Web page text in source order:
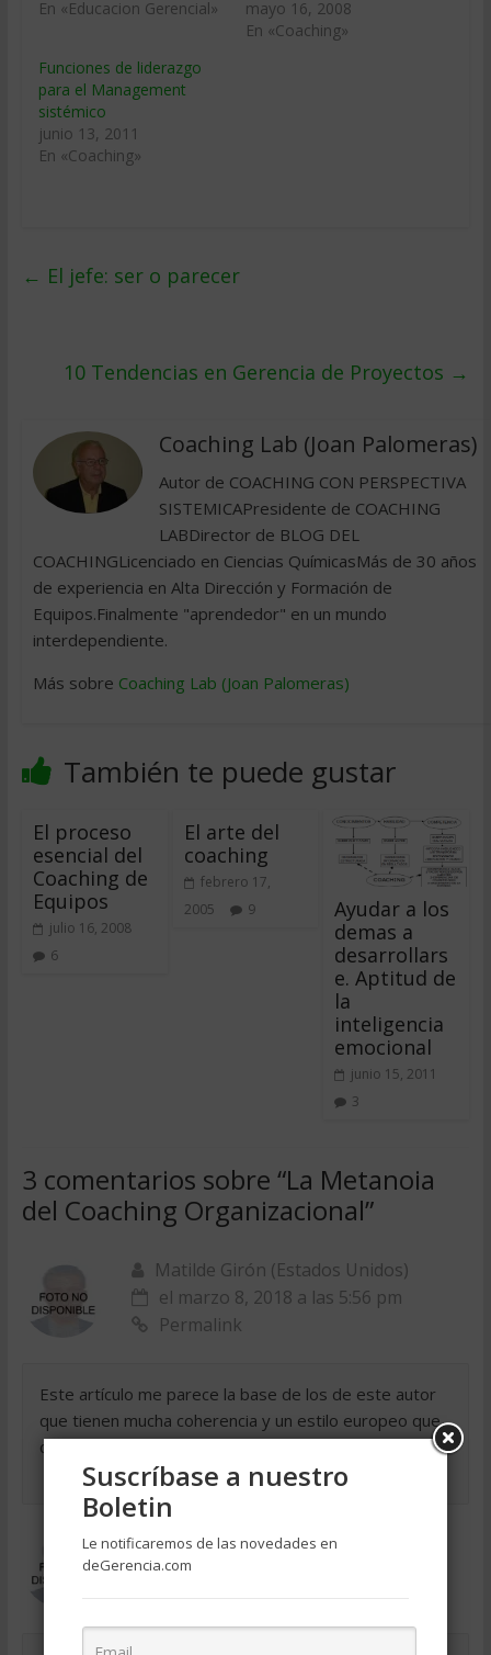
En «Educacion Gerencial»
mayo 16, 2008
En «Coaching»
Funciones de liderazgo
para el Management
sistémico
junio 13, 2011
En «Coaching»
← El jefe: ser o parecer
10 Tendencias en Gerencia de Proyectos →
Coaching Lab (Joan Palomeras)
Autor de COACHING CON PERSPECTIVA
SISTEMICAPresidente de COACHING
LABDirector de BLOG DEL
COACHINGLicenciado en Ciencias QuímicasMás de 30 años
de experiencia en Alta Dirección y Formación de
Equipos.Finalmente "aprendedor" en un mundo
interdependiente.
Más sobre Coaching Lab (Joan Palomeras)
También te puede gustar
El proceso
esencial del
Coaching de
Equipos
julio 16, 2008
6
El arte del
coaching
febrero 17,
2005
9
Ayudar a los
demas a
desarrollars
e. Aptitud de
la
inteligencia
emocional
junio 15, 2011
3
3 comentarios sobre “La Metanoia
del Coaching Organizacional”
Matilde Girón (Estados Unidos)
el marzo 8, 2018 a las 5:56 pm
Permalink
Este artículo me parece la base de los de este autor
que tienen mucha coherencia y un estilo europeo que
cada vez se va reconociendo más en Estados Unidos.
Carlos I. Rocha (Mexico)
el marzo 8, 2018 a las 5:56 pm
Suscríbase a nuestro
Boletin
Le notificaremos de las novedades en
deGerencia.com